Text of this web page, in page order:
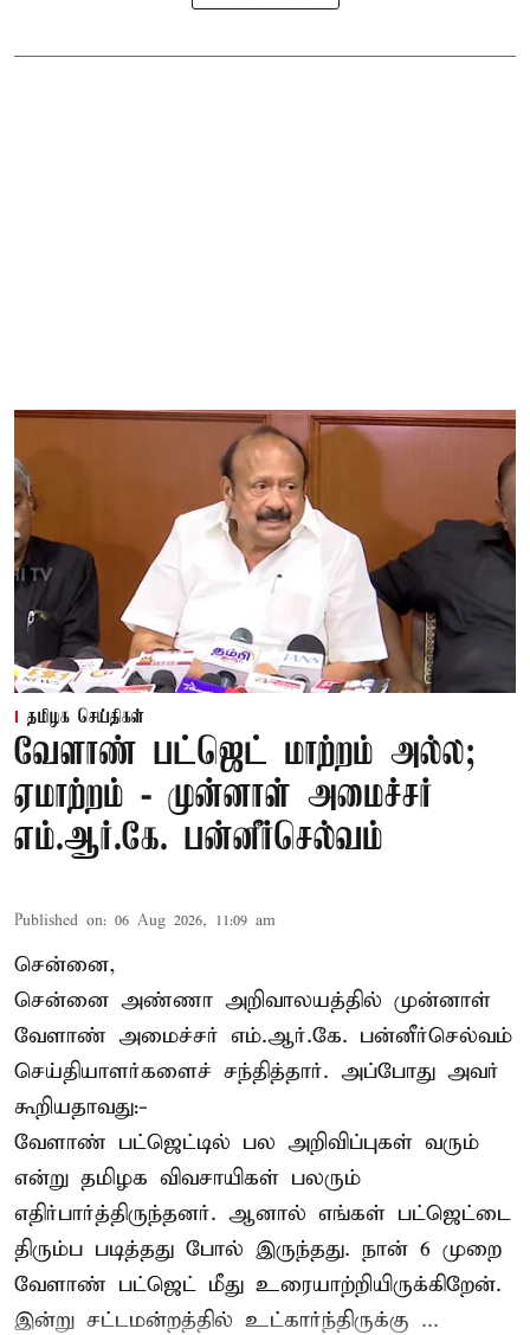
தமிழக செய்திகள்
வேளாண் பட்ஜெட் மாற்றம் அல்ல;
ஏமாற்றம் - முன்னாள் அமைச்சர்
எம்.ஆர்.கே. பன்னீர்செல்வம்
Published on: 06 Aug 2026, 11:09 am
சென்னை,
சென்னை அண்ணா அறிவாலயத்தில் முன்னாள்
வேளாண் அமைச்சர் எம்.ஆர்.கே. பன்னீர்செல்வம்
செய்தியாளர்களைச் சந்தித்தார். அப்போது அவர்
கூறியதாவது:-
வேளாண் பட்ஜெட்டில் பல அறிவிப்புகள் வரும்
என்று தமிழக விவசாயிகள் பலரும்
எதிர்பார்த்திருந்தனர். ஆனால் எங்கள் பட்ஜெட்டை
திரும்ப படித்தது போல் இருந்தது. நான் 6 முறை
வேளாண் பட்ஜெட் மீது உரையாற்றியிருக்கிறேன்.
இன்று சட்டமன்றத்தில் உட்கார்ந்திருக்கு ...